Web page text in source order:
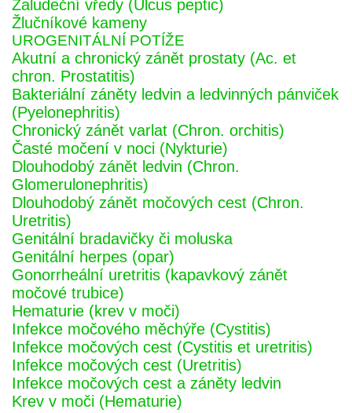
Žaludeční vředy (Ulcus peptic)
Žlučníkové kameny
UROGENITÁLNÍ POTÍŽE
Akutní a chronický zánět prostaty (Ac. et
chron. Prostatitis)
Bakteriální záněty ledvin a ledvinných pánviček
(Pyelonephritis)
Chronický zánět varlat (Chron. orchitis)
Časté močení v noci (Nykturie)
Dlouhodobý zánět ledvin (Chron.
Glomerulonephritis)
Dlouhodobý zánět močových cest (Chron.
Uretritis)
Genitální bradavičky či moluska
Genitální herpes (opar)
Gonorrheální uretritis (kapavkový zánět
močové trubice)
Hematurie (krev v moči)
Infekce močového měchýře (Cystitis)
Infekce močových cest (Cystitis et uretritis)
Infekce močových cest (Uretritis)
Infekce močových cest a záněty ledvin
Krev v moči (Hematurie)